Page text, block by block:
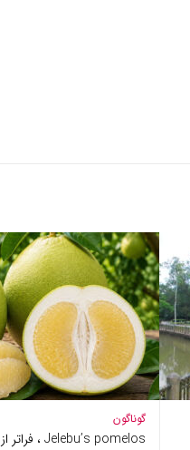
گوناگون
Jelebu’s pomelos ، فراتر از دوریان